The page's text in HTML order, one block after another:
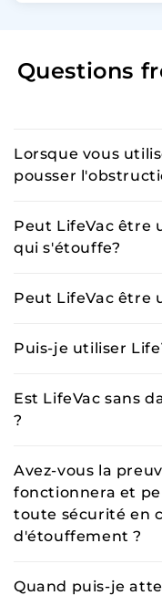
Questions
Lorsque vous
pousser
Peut LifeVac être
qui s'étouffe?
Peut LifeVac être
Puis-je utiliser
Est LifeVac sans
?
Avez-vous la
fonctionnera et
toute sécurité en
d'étouffement ?
Quand puis-je